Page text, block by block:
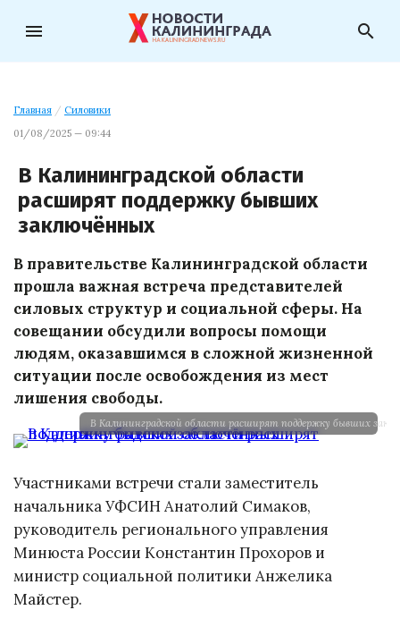
menu search
Главная / Силовики
01/08/2025 — 09:44
В Калининградской области
расширят поддержку бывших
заключённых
В правительстве Калининградской области
прошла важная встреча представителей
силовых структур и социальной сферы. На
совещании обсудили вопросы помощи
людям, оказавшимся в сложной жизненной
ситуации после освобождения из мест
лишения свободы.
В Калининградской области расширят поддержку бывших
Участниками встречи стали заместитель
начальника УФСИН Анатолий Симаков,
руководитель регионального управления
Минюста России Константин Прохоров и
министр социальной политики Анжелика
Майстер.